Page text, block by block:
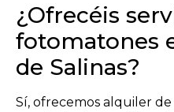
¿Ofrecéis
fotomatones
de Salinas?
Sí, ofrecemos alquiler